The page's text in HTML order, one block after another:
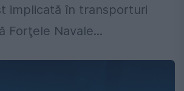
implicată în transporturi
Forţele Navale...